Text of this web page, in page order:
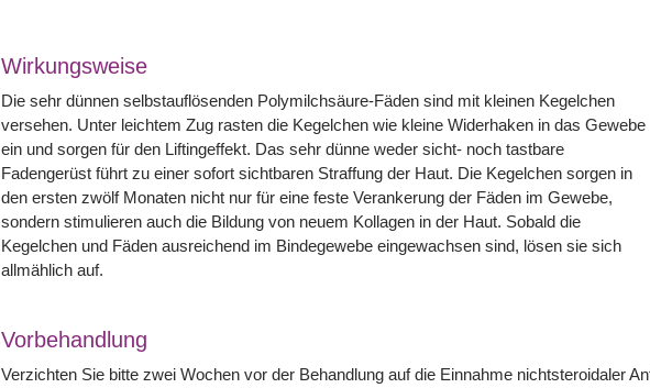
Wirkungsweise
Die sehr dünnen selbstauflösenden Polymilchsäure-Fäden sind mit kleinen Kegelchen
versehen. Unter leichtem Zug rasten die Kegelchen wie kleine Widerhaken in das Gewebe
ein und sorgen für den Liftingeffekt. Das sehr dünne weder sicht- noch tastbare
Fadengerüst führt zu einer sofort sichtbaren Straffung der Haut. Die Kegelchen sorgen in
den ersten zwölf Monaten nicht nur für eine feste Verankerung der Fäden im Gewebe,
sondern stimulieren auch die Bildung von neuem Kollagen in der Haut. Sobald die
Kegelchen und Fäden ausreichend im Bindegewebe eingewachsen sind, lösen sie sich
allmählich auf.
Vorbehandlung
Verzichten Sie bitte zwei Wochen vor der Behandlung auf die Einnahme nichtsteroidaler